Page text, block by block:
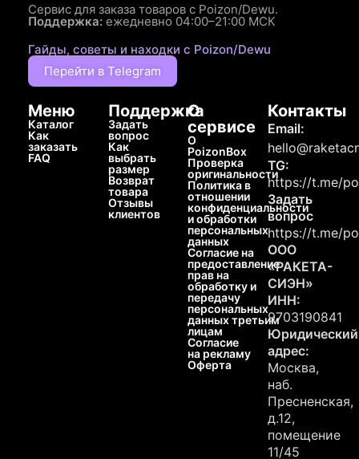
Сервис для заказа товаров с Poizon/Dewu.
Поддержка: ежедневно 04:00–21:00 МСК
Гайды, советы и находки с Poizon/Dewu
Перейти в Telegram
Меню
Каталог
Как
заказать
FAQ
Поддержка
Задать
вопрос
Как
выбрать
размер
Возврат
товара
Отзывы
клиентов
О
сервисе
О
PoizonBox
Проверка
оригинальности
Политика в
отношении
конфиденциальности
и обработки
персональных
данных
Согласие на
предоставление
прав на
обработку и
передачу
персональных
данных третьим
лицам
Согласие
на рекламу
Оферта
Контакты
Email:
TG:
https://t.me/
Задать
вопрос
https://t.me/
ООО
«РАКЕТА-
СИЭН»
ИНН:
9703190841
Юридический
адрес:
Москва,
наб.
Пресненская,
д.12,
помещение
11/45